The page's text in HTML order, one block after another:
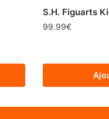
S.H. Figuarts
99.99€